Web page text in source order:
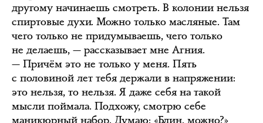
другому начинаешь смотреть. В колонии нельзя
спиртовые духи. Можно только масляные. Там
чего только не придумываешь, чего только
не делаешь, — рассказывает мне Агния.
— Причём это не только у меня. Пять
с половиной лет тебя держали в напряжении:
это нельзя, то нельзя. Я даже себя на такой
мысли поймала. Подхожу, смотрю себе
маникюрный набор. Думаю: «Блин, можно?»